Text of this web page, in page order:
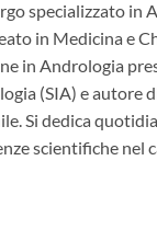
specializzato in
in Medicina e
in Andrologia
(SIA) e autore
Si dedica
scientifiche nel